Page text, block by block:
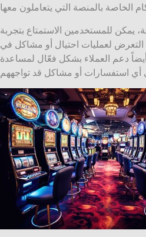
يمكن للمستخدمين الاستمتاع بتجربة
التعرض لعمليات احتيال أو مشاكل في
دعم العملاء بشكل فعّال لمساعدة